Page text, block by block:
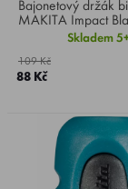
Bajonetový držák
MAKITA Impact
60 mm, uchycení
Skladem
109 Kč
88 Kč